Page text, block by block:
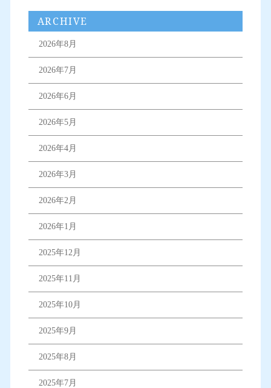
ARCHIVE
2026年8月
2026年7月
2026年6月
2026年5月
2026年4月
2026年3月
2026年2月
2026年1月
2025年12月
2025年11月
2025年10月
2025年9月
2025年8月
2025年7月